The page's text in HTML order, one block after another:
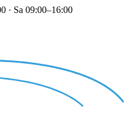
· Sa 09:00–16:00